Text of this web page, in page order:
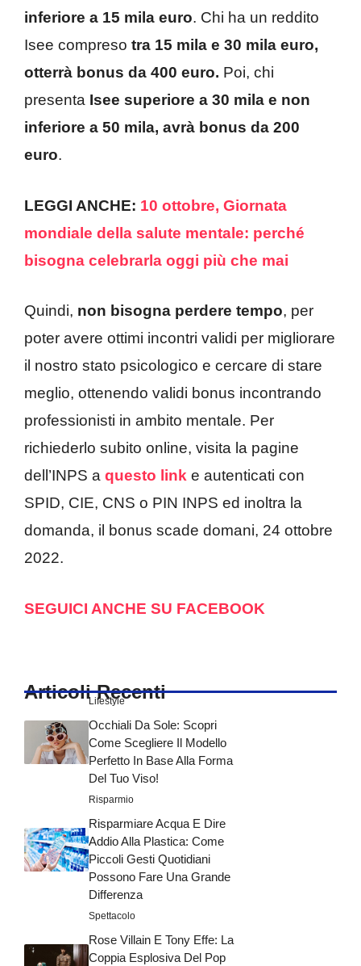
inferiore a 15 mila euro. Chi ha un reddito
Isee compreso tra 15 mila e 30 mila euro,
otterrà bonus da 400 euro. Poi, chi
presenta Isee superiore a 30 mila e non
inferiore a 50 mila, avrà bonus da 200
euro.
LEGGI ANCHE: 10 ottobre, Giornata
mondiale della salute mentale: perché
bisogna celebrarla oggi più che mai
Quindi, non bisogna perdere tempo, per
poter avere ottimi incontri validi per migliorare
il nostro stato psicologico e cercare di stare
meglio, ottenendo validi bonus incontrando
professionisti in ambito mentale. Per
richiederlo subito online, visita la pagine
dell’INPS a questo link e autenticati con
SPID, CIE, CNS o PIN INPS ed inoltra la
domanda, il bonus scade domani, 24 ottobre
2022.
SEGUICI ANCHE SU FACEBOOK
Articoli Recenti
Lifestyle
Occhiali Da Sole: Scopri
Come Scegliere Il Modello
Perfetto In Base Alla Forma
Del Tuo Viso!
Risparmio
Risparmiare Acqua E Dire
Addio Alla Plastica: Come
Piccoli Gesti Quotidiani
Possono Fare Una Grande
Differenza
Spettacolo
Rose Villain E Tony Effe: La
Coppia Esplosiva Del Pop